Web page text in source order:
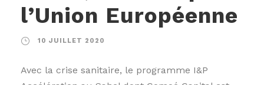
l’Union Européenne
10 JUILLET 2020
Avec la crise sanitaire, le programme I&P